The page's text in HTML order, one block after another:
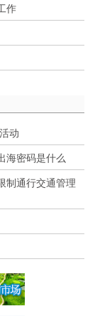
作
动
海密码是什么
制通行交通管理